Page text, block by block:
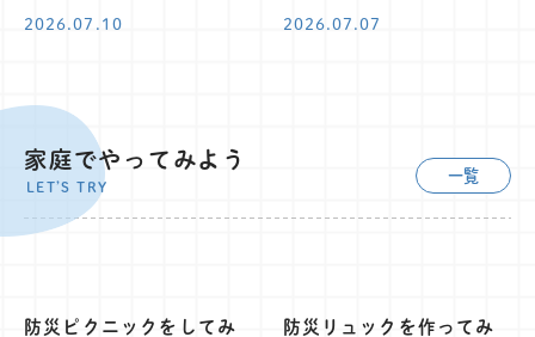
2026.07.10 2026.07.07
家庭でやってみよう
LET’S TRY
一覧
防災ピクニックをしてみ
防災リュックを作ってみ